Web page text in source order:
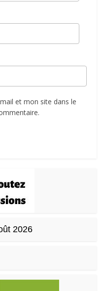
et mon site dans le
2026